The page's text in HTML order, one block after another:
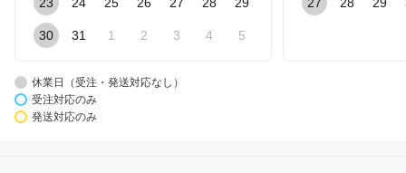
30 31 1 2 3 4 5
休業日（受注・発送対応なし）
受注対応のみ
発送対応のみ